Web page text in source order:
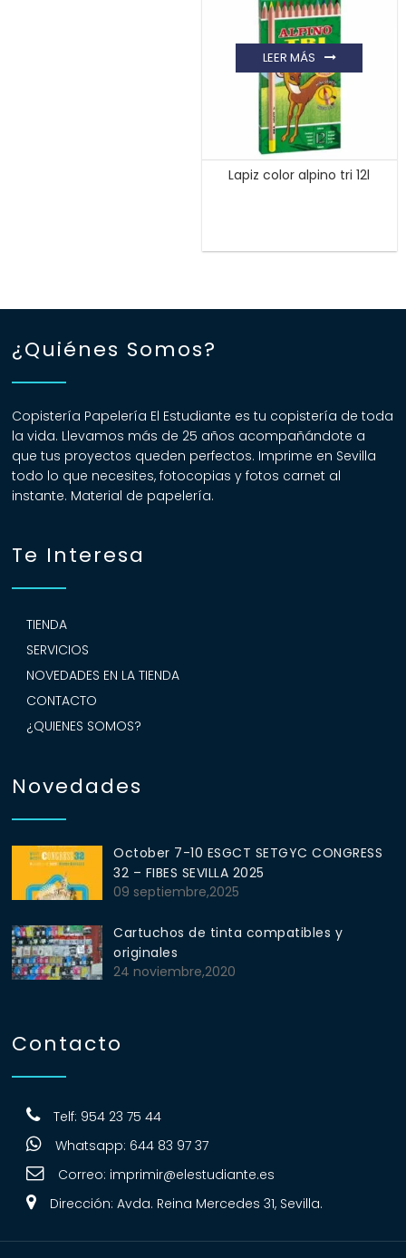
Lapiz color alpino tri 12l
LEER MÁS
¿Quiénes Somos?
Copistería Papelería El Estudiante es tu copistería de toda
la vida. Llevamos más de 25 años acompañándote a
que tus proyectos queden perfectos. Imprime en Sevilla
todo lo que necesites, fotocopias y fotos carnet al
instante. Material de papelería.
Te Interesa
TIENDA
SERVICIOS
NOVEDADES EN LA TIENDA
CONTACTO
¿QUIENES SOMOS?
Novedades
October 7-10 ESGCT SETGYC CONGRESS
32 – FIBES SEVILLA 2025
09 septiembre,2025
Cartuchos de tinta compatibles y
originales
24 noviembre,2020
Contacto
Telf: 954 23 75 44
Whatsapp: 644 83 97 37
Correo: imprimir@elestudiante.es
Dirección: Avda. Reina Mercedes 31, Sevilla.